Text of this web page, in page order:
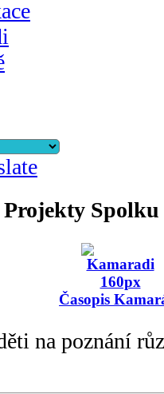
Projekty Spolku
Časopis
na poznání